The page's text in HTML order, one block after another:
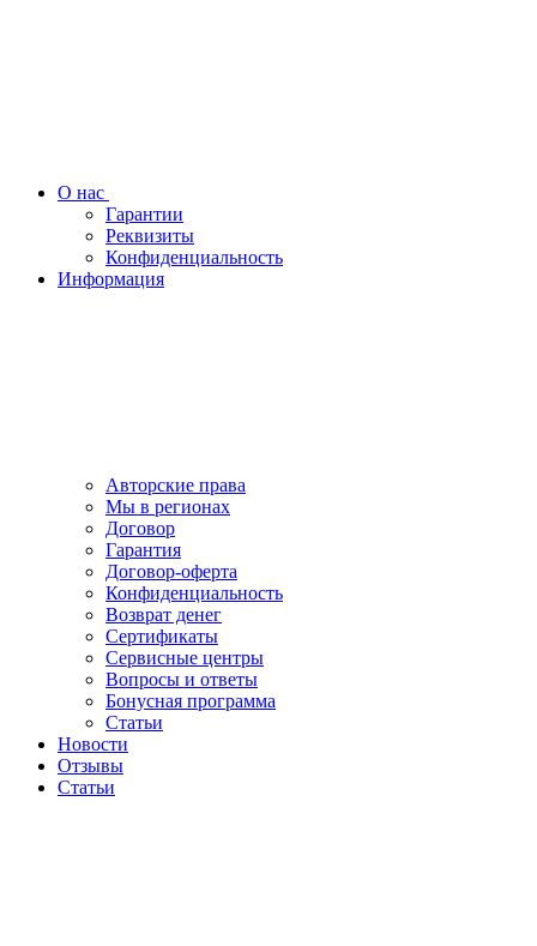
О нас
Гарантии
Реквизиты
Конфиденциальность
Информация
Авторские права
Мы в регионах
Договор
Гарантия
Договор-оферта
Конфиденциальность
Возврат денег
Сертификаты
Сервисные центры
Вопросы и ответы
Бонусная программа
Статьи
Новости
Отзывы
Статьи